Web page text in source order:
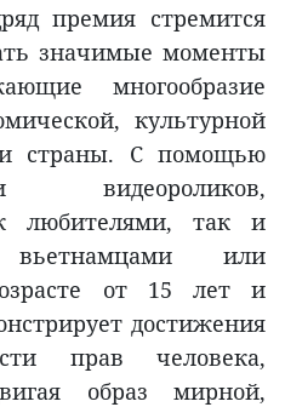
премия стремится
значимые моменты
многообразие
культурной
страны. С помощью
любителями, так и
вьетнамцами или
от 15 лет и
достижения
прав человека,
образ мирной,